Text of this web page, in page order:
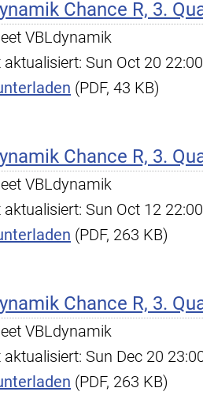
Chance R, 3.
VBLdynamik
Sun Oct 20
(PDF, 43 KB)
Chance R, 3.
VBLdynamik
Sun Oct 12
(PDF, 263 KB)
Chance R, 3.
VBLdynamik
Sun Dec 20
(PDF, 263 KB)